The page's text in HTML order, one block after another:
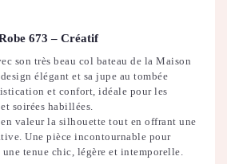
673 – Créatif
son très beau col bateau de la Maison
élégant et sa jupe au tombée
et confort, idéale pour les
soirées habillées.
valeur la silhouette tout en offrant une
Une pièce incontournable pour
tenue chic, légère et intemporelle.